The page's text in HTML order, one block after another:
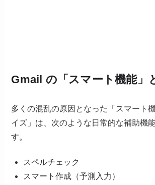
Gmail の「スマート機能」
多くの混乱の原因となった「スマート
イズ」は、次のような日常的な補助機
す。
スペルチェック
スマート作成（予測入力）